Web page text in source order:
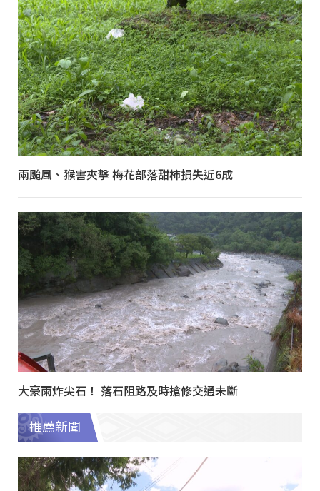
兩颱風、猴害夾擊 梅花部落甜柿損失近6成
大豪雨炸尖石！ 落石阻路及時搶修交通未斷
推薦新聞